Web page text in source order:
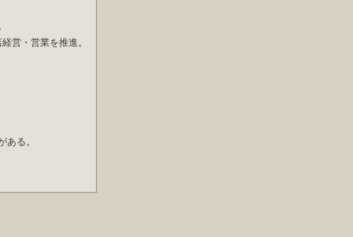
営・営業を推進。
る。